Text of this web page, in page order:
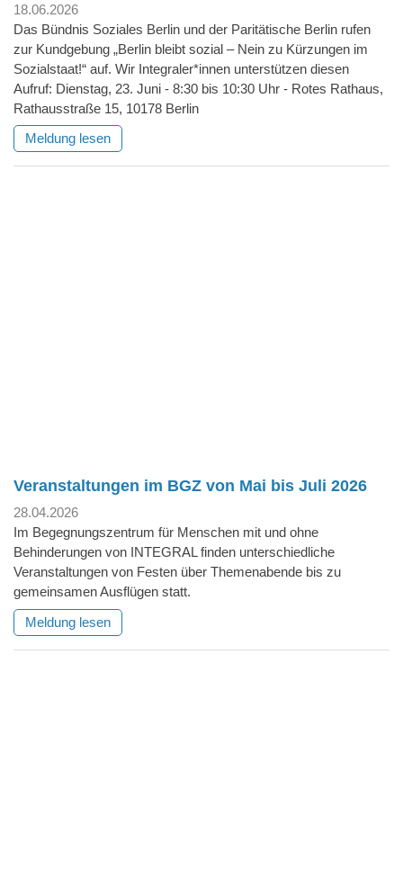
18.06.2026
Das Bündnis Soziales Berlin und der Paritätische Berlin rufen
zur Kundgebung „Berlin bleibt sozial – Nein zu Kürzungen im
Sozialstaat!“ auf. Wir Integraler*innen unterstützen diesen
Aufruf: Dienstag, 23. Juni - 8:30 bis 10:30 Uhr - Rotes Rathaus,
Rathausstraße 15, 10178 Berlin
Meldung lesen
Veranstaltungen im BGZ von Mai bis Juli 2026
28.04.2026
Im Begegnungszentrum für Menschen mit und ohne
Behinderungen von INTEGRAL finden unterschiedliche
Veranstaltungen von Festen über Themenabende bis zu
gemeinsamen Ausflügen statt.
Meldung lesen